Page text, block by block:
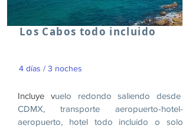
Los Cabos todo incluido
4 días / 3 noches
Incluye vuelo redondo saliendo desde
CDMX, transporte aeropuerto-hotel-
aeropuerto, hotel todo incluido o solo